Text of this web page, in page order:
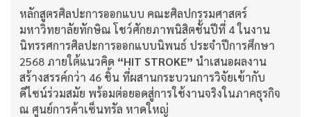
หลักสูตรศิลปะการออกแบบ คณะศิลปกรรมศาสตร์
มหาวิทยาลัยทักษิณ โชว์ศักยภาพนิสิตชั้นปีที่ 4 ในงาน
นิทรรศการศิลปะการออกแบบนิพนธ์ ประจำปีการศึกษา
2568 ภายใต้แนวคิด “HIT STROKE” นำเสนอผลงาน
สร้างสรรค์กว่า 46 ชิ้น ที่ผสานกระบวนการวิจัยเข้ากับ
ดีไซน์ร่วมสมัย พร้อมต่อยอดสู่การใช้งานจริงในภาคธุรกิจ
ณ ศูนย์การค้าเซ็นทรัล หาดใหญ่